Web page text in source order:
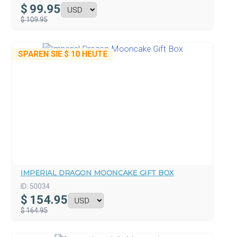
$ 99.95
$ 109.95
SPAREN SIE $ 10 HEUTE
IMPERIAL DRAGON MOONCAKE GIFT BOX
ID: 50034
$ 154.95
$ 164.95